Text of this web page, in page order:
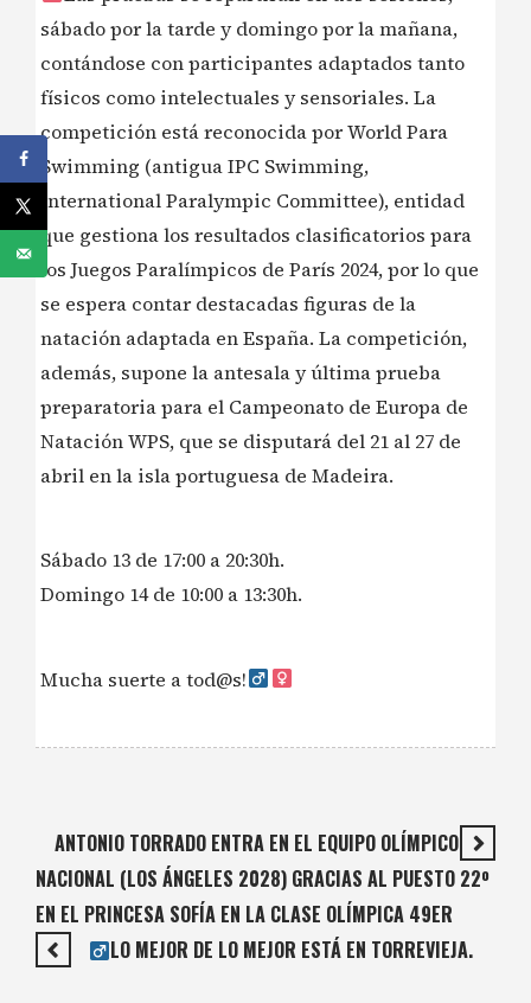
sábado por la tarde y domingo por la mañana,
contándose con participantes adaptados tanto
físicos como intelectuales y sensoriales. La
competición está reconocida por World Para
Swimming (antigua IPC Swimming,
International Paralympic Committee), entidad
que gestiona los resultados clasificatorios para
los Juegos Paralímpicos de París 2024, por lo que
se espera contar destacadas figuras de la
natación adaptada en España. La competición,
además, supone la antesala y última prueba
preparatoria para el Campeonato de Europa de
Natación WPS, que se disputará del 21 al 27 de
abril en la isla portuguesa de Madeira.
Sábado 13 de 17:00 a 20:30h.
Domingo 14 de 10:00 a 13:30h.
Mucha suerte a tod@s!‍
ANTONIO TORRADO ENTRA EN EL EQUIPO OLÍMPICO
NACIONAL (LOS ÁNGELES 2028) GRACIAS AL PUESTO 22º
EN EL PRINCESA SOFÍA EN LA CLASE OLÍMPICA 49ER
LO MEJOR DE LO MEJOR ESTÁ EN TORREVIEJA.